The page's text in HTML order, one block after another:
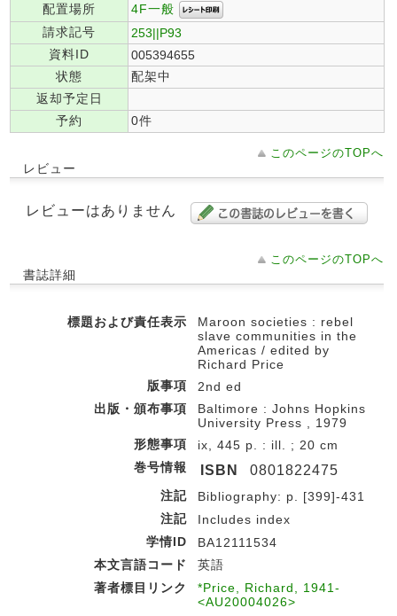
配置場所
4F一般
請求記号
253||P93
資料ID
005394655
状態
配架中
返却予定日
予約
0件
このページのTOPへ
レビュー
レビューはありません
このページのTOPへ
書誌詳細
標題および責任表示
Maroon societies : rebel
slave communities in the
Americas / edited by
Richard Price
版事項
2nd ed
出版・頒布事項
Baltimore : Johns Hopkins
University Press , 1979
形態事項
ix, 445 p. : ill. ; 20 cm
巻号情報
ISBN 0801822475
注記
Bibliography: p. [399]-431
注記
Includes index
学情ID
BA12111534
本文言語コード
英語
著者標目リンク
*Price, Richard, 1941-
<AU20004026>